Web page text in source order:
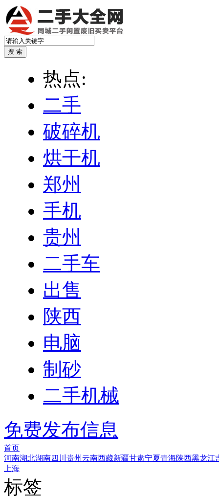
热点:
二手
破碎机
烘干机
郑州
手机
贵州
二手车
出售
陕西
电脑
制砂
二手机械
免费发布信息
首页
河南湖北湖南四川 贵州云南西藏新疆甘肃宁夏青海陕西黑龙江
上海
标签